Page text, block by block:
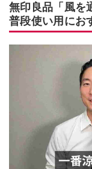
無印良品「風を
普段使い用にお